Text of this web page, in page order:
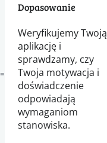
Dopasowanie
Weryfikujemy Twoją
aplikację i
sprawdzamy, czy
Twoja motywacja i
doświadczenie
odpowiadają
wymaganiom
stanowiska.